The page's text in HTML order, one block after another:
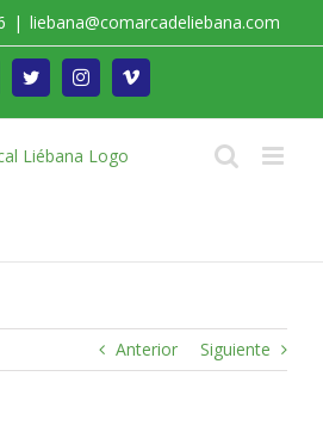
| liebana@comarcadeliebana.com
TwitterInstagramVimeo
Anterior Siguiente